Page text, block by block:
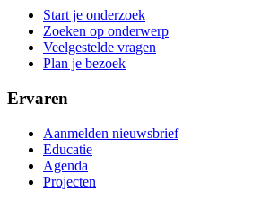
Start je onderzoek
Zoeken op onderwerp
Veelgestelde vragen
Plan je bezoek
Ervaren
Aanmelden nieuwsbrief
Educatie
Agenda
Projecten